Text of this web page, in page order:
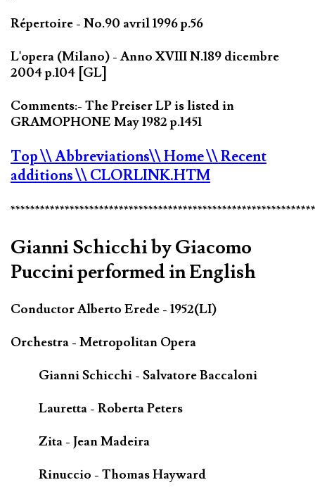
Répertoire - No.90 avril 1996 p.56
L'opera (Milano) - Anno XVIII N.189 dicembre
2004 p.104 [GL]
Comments:- The Preiser LP is listed in
GRAMOPHONE May 1982 p.1451
Top\\ Abbreviations\\ Home\\ Recent
additions\\ CLORLINK.HTM
Gianni Schicchi by Giacomo
Puccini performed in English
Conductor Alberto Erede - 1952(LI)
Orchestra - Metropolitan Opera
Gianni Schicchi - Salvatore Baccaloni
Lauretta - Roberta Peters
Zita - Jean Madeira
Rinuccio - Thomas Hayward